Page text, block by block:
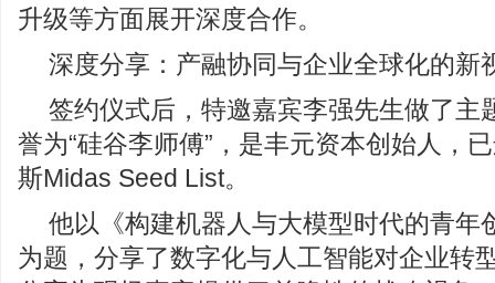
升级等方面展开深度合作。
深度分享：产融协同与企业全球化的新
签约仪式后，特邀嘉宾李强先生做了主
誉为“硅谷李师傅”，是丰元资本创始人，
斯Midas Seed List。
他以《构建机器人与大模型时代的青年
为题，分享了数字化与人工智能对企业转